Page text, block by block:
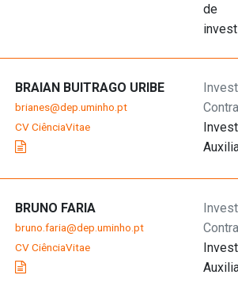
de
BRAIAN BUITRAGO URIBE
brianes@dep.uminho.pt
CV CiênciaVitae
BRUNO FARIA
bruno.faria@dep.uminho.pt
CV CiênciaVitae